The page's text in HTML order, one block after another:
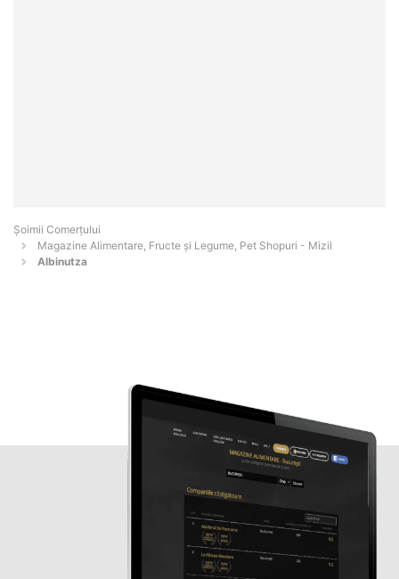
Șoimii Comerțului
Magazine Alimentare, Fructe și Legume, Pet Shopuri - Mizil
Albinutza